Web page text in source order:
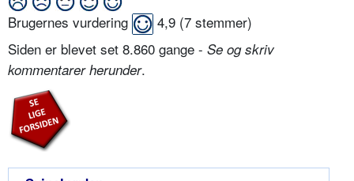
Brugernes vurdering 4,9 (7 stemmer)
Siden er blevet set 8.860 gange - Se og skriv
kommentarer herunder.